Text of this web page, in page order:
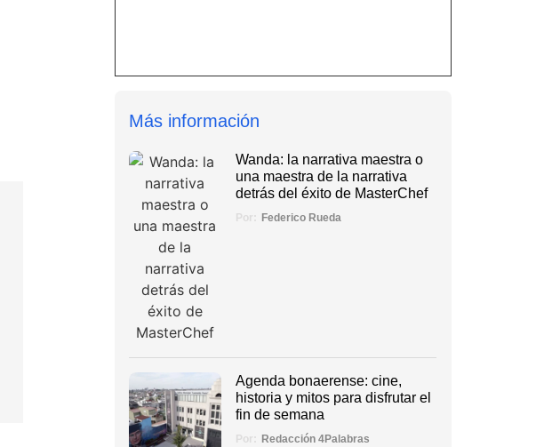
Más información
Wanda: la narrativa maestra o
una maestra de la narrativa
detrás del éxito de MasterChef
Por: Federico Rueda
Agenda bonaerense: cine,
historia y mitos para disfrutar el
fin de semana
Por: Redacción 4Palabras